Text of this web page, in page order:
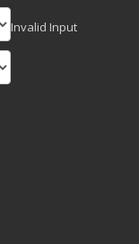
Invalid Input